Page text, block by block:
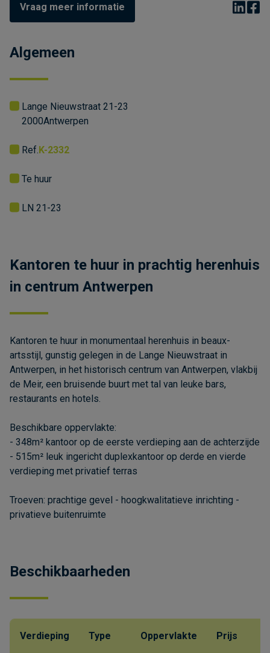
Vraag meer informatie
Algemeen
Antwerpen
2000
Lange Nieuwstraat 21-23
Ref. K-2332
Te huur
LN 21-23
Kantoren te huur in prachtig herenhuis
in centrum Antwerpen
Kantoren te huur in monumentaal herenhuis in beaux-
artsstijl, gunstig gelegen in de Lange Nieuwstraat in
Antwerpen, in het historisch centrum van Antwerpen, vlakbij
de Meir, een bruisende buurt met tal van leuke bars,
restaurants en hotels.
Beschikbare oppervlakte:
- 348m² kantoor op de eerste verdieping aan de achterzijde
- 515m² leuk ingericht duplexkantoor op derde en vierde
verdieping met privatief terras
Troeven: prachtige gevel - hoogkwalitatieve inrichting -
privatieve buitenruimte
Beschikbaarheden
Verdieping Type Oppervlakte Prijs